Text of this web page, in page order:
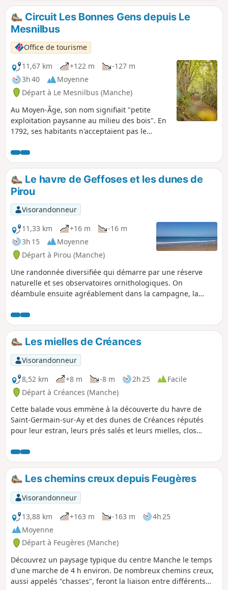
Circuit Les Bonnes Gens depuis Le
Mesnilbus
Office de tourisme
11,67 km
+122 m
-127 m
3h 40
Moyenne
Départ à Le Mesnilbus (Manche)
Au Moyen-Âge, son nom signifiait "petite
exploitation paysanne au milieu des bois". En
1792, ses habitants n'acceptaient pas le
Révolution. Suite à un différend avec le
recruteur du roi (demande plus de soldats), la
population se rebelle, la paroisse fut rayée du
nombre des paroisses de France. L'église fut
dévastée, les cloches et les cercueils de plomb
des seigneurs fondues.
Le havre de Geffoses et les dunes de
Pirou
Visorandonneur
11,33 km
+16 m
-16 m
3h 15
Moyenne
Départ à Pirou (Manche)
Une randonnée diversifiée qui démarre par une réserve
naturelle et ses observatoires ornithologiques. On
déambule ensuite agréablement dans la campagne, la
déroule en bord de mer et sur les dunes qui la dominent.
Les mielles de Créances
Visorandonneur
8,52 km
+8 m -8 m 2h 25
Facile
Départ à Créances (Manche)
Cette balade vous emmène à la découverte du havre de
Saint-Germain-sur-Ay et des dunes de Créances réputés
pour leur estran, leurs prés salés et leurs mielles, clos
Les chemins creux depuis Feugères
Visorandonneur
13,88 km
+163 m -163 m
4h 25
Moyenne
Départ à Feugères (Manche)
Découvrez un paysage typique du centre Manche le temps
d'une marche de 4 h environ. De nombreux chemins creux,
aussi appelés "chasses", feront la liaison entre différents